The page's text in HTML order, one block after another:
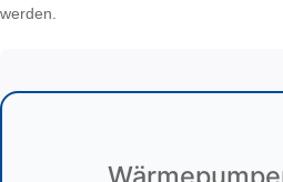
werden.